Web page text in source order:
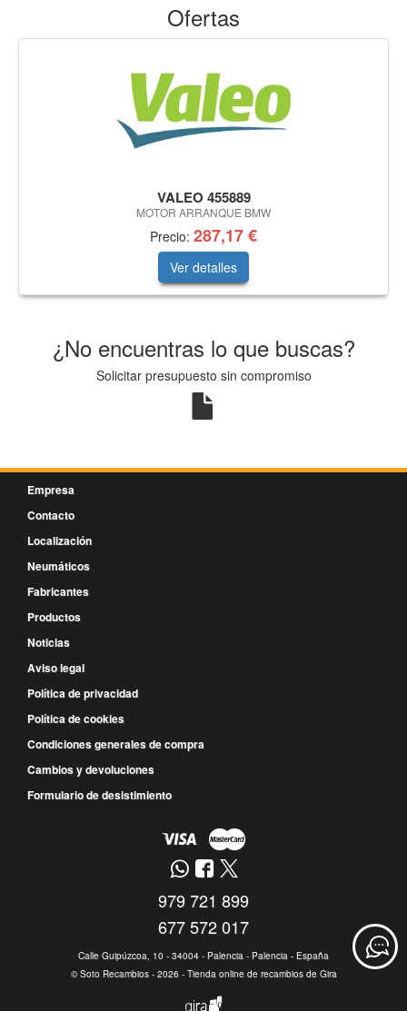
Ofertas
VALEO 455889
MOTOR ARRANQUE BMW
Precio: 287,17 €
Ver detalles
¿No encuentras lo que buscas?
Solicitar presupuesto sin compromiso
Empresa
Contacto
Localización
Neumáticos
Fabricantes
Productos
Noticias
Aviso legal
Política de privacidad
Política de cookies
Condiciones generales de compra
Cambios y devoluciones
Formulario de desistimiento
979 721 899
677 572 017
Calle Guipúzcoa, 10 - 34004 - Palencia - Palencia - España
©Soto Recambios- 2026 - Tienda online de recambios de Gira